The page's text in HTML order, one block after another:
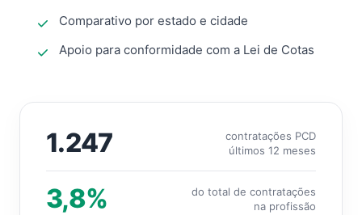
Comparativo por estado e cidade
Apoio para conformidade com a Lei de Cotas
1.247
contratações PCD
últimos 12 meses
3,8%
do total de contratações
na profissão